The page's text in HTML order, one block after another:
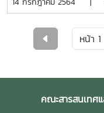
รายละเอียดเพิ่มเติม ที่
คณะสารสนเทศ